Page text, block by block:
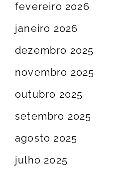
fevereiro 2026
janeiro 2026
dezembro 2025
novembro 2025
outubro 2025
setembro 2025
agosto 2025
julho 2025